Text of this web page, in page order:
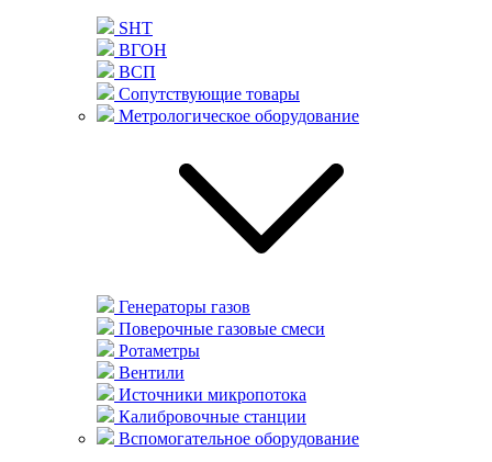
SHT
ВГОН
ВСП
Сопутствующие товары
Метрологическое оборудование
Генераторы газов
Поверочные газовые смеси
Ротаметры
Вентили
Источники микропотока
Калибровочные станции
Вспомогательное оборудование